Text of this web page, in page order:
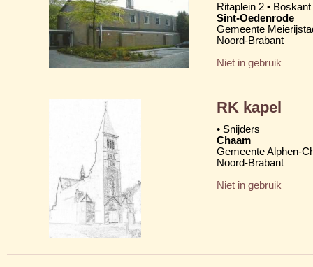
Ritaplein 2 • Boskant
Sint-Oedenrode
Gemeente
Noord-Brabant
Niet in gebruik
RK kapel
• Snijders
Chaam
Gemeente Alphen-
Noord-Brabant
Niet in gebruik